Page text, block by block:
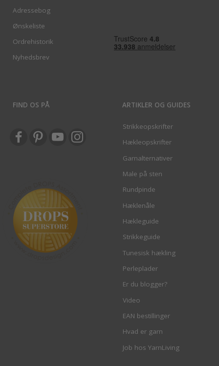
Adressebog
Ønskeliste
Ordrehistorik
Nyhedsbrev
FIND OS PÅ ARTIKLER OG GUIDES
Strikkeopskrifter
Hækleopskrifter
Garnalternativer
Male på sten
Rundpinde
Hæklenåle
Hækleguide
Strikkeguide
Tunesisk hækling
Perleplader
Er du blogger?
Video
EAN bestillinger
Hvad er garn
Job hos YarnLiving